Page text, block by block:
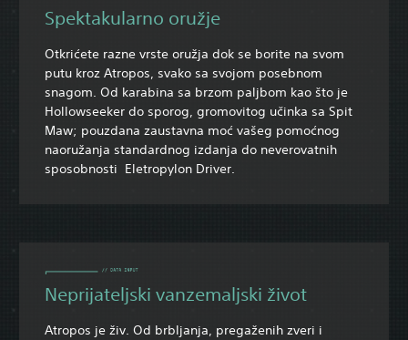
Spektakularno oružje
Otkrićete razne vrste oružja dok se borite na svom
putu kroz Atropos, svako sa svojom posebnom
snagom. Od karabina sa brzom paljbom kao što je
Hollowseeker do sporog, gromovitog učinka sa Spit
Maw; pouzdana zaustavna moć vašeg pomoćnog
naoružanja standardnog izdanja do neverovatnih
sposobnosti Eletropylon Driver.
Neprijateljski vanzemaljski život
Atropos je živ. Od brbljanja, pregaženih zveri i